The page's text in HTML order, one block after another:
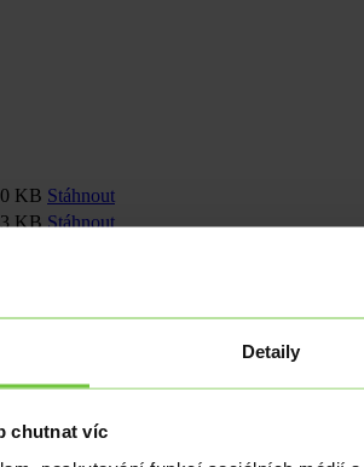
Detaily
chutnat víc
KB Stáhnout
KB Stáhnout